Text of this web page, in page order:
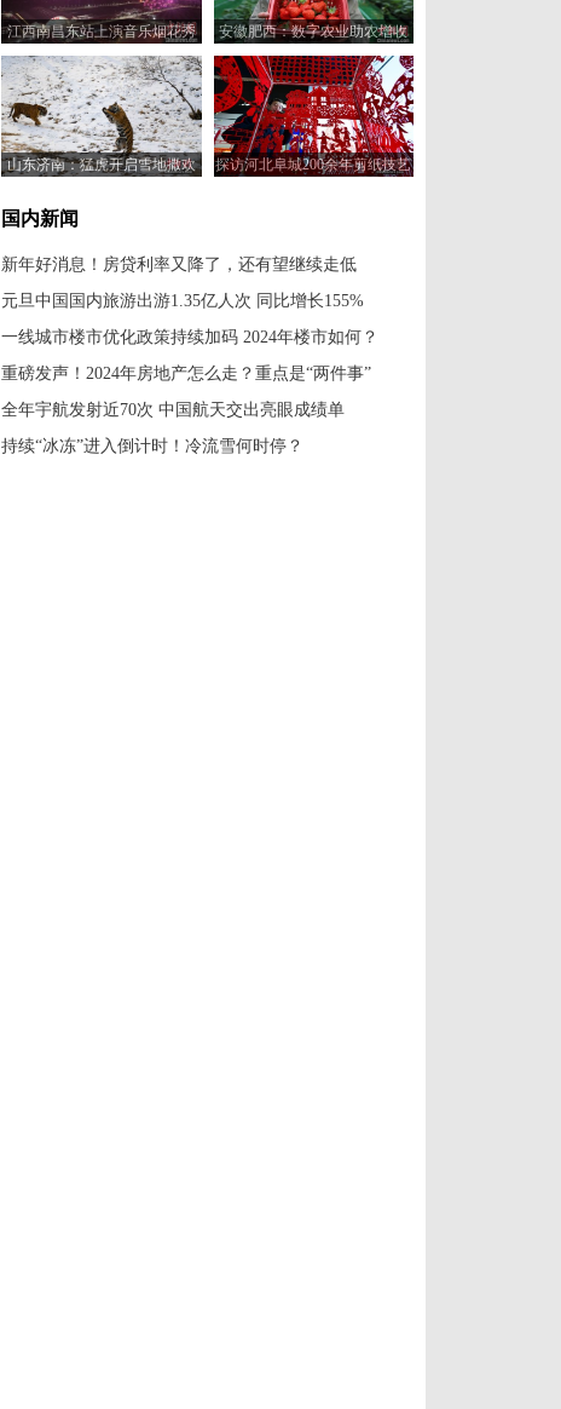
江西南昌东站上演音乐烟花秀 安徽肥西：数字农业助农增收
山东济南：猛虎开启雪地撒欢
探访河北阜城200余年剪纸技艺
国内新闻
新年好消息！房贷利率又降了，还有望继续走低
元旦中国国内旅游出游1.35亿人次 同比增长155%
一线城市楼市优化政策持续加码 2024年楼市如何？
重磅发声！2024年房地产怎么走？重点是“两件事”
全年宇航发射近70次 中国航天交出亮眼成绩单
持续“冰冻”进入倒计时！冷流雪何时停？